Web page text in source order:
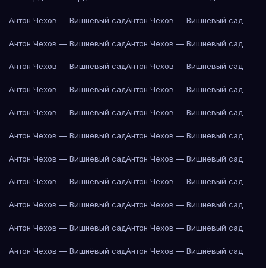
Антон Чехов — Вишнёвый садАнтон Чехов — Вишнёвый сад
Антон Чехов — Вишнёвый садАнтон Чехов — Вишнёвый сад
Антон Чехов — Вишнёвый садАнтон Чехов — Вишнёвый сад
Антон Чехов — Вишнёвый садАнтон Чехов — Вишнёвый сад
Антон Чехов — Вишнёвый садАнтон Чехов — Вишнёвый сад
Антон Чехов — Вишнёвый садАнтон Чехов — Вишнёвый сад
Антон Чехов — Вишнёвый садАнтон Чехов — Вишнёвый сад
Антон Чехов — Вишнёвый садАнтон Чехов — Вишнёвый сад
Антон Чехов — Вишнёвый садАнтон Чехов — Вишнёвый сад
Антон Чехов — Вишнёвый садАнтон Чехов — Вишнёвый сад
Антон Чехов — Вишнёвый садАнтон Чехов — Вишнёвый сад